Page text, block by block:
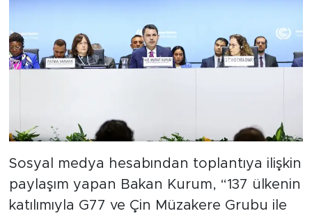
Sosyal medya hesabından toplantıya ilişkin
paylaşım yapan Bakan Kurum, “137 ülkenin
katılımıyla G77 ve Çin Müzakere Grubu ile